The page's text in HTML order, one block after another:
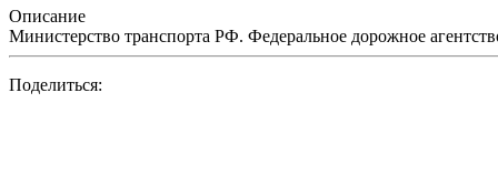
Описание
Министерство транспорта РФ. Федеральное дорожное
Поделиться: